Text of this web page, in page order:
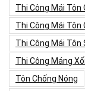
Thi Công Mái Tôn
Thi Công Mái Tôn
Thi Công Mái Tôn
Thi Công Máng
Tôn Chống Nóng